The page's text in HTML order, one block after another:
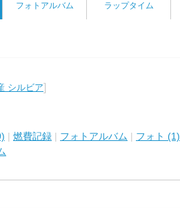
フォトアルバム ラップタイム
シルビア]
| 燃費記録 | フォトアルバム | フォト (1)